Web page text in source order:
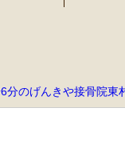
分のげんきや接骨院東